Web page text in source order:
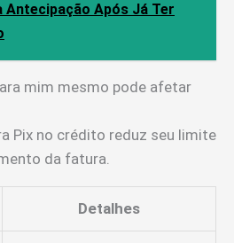
Antecipação Após Já Ter
mim mesmo pode afetar
Pix no crédito reduz seu limite
da fatura.
Detalhes